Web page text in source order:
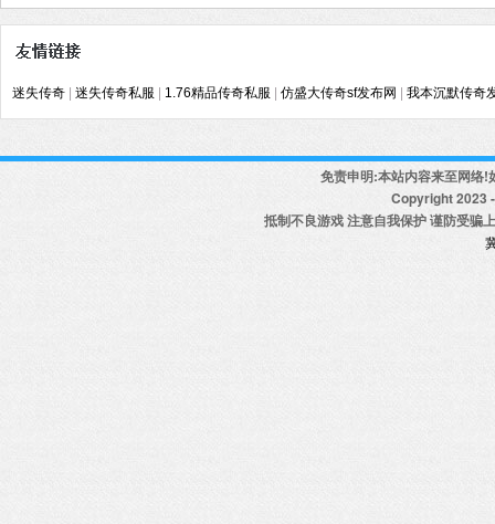
迷失传奇 迷失传奇私服 1.76精品传奇私服 仿盛大传奇sf发布网 我本沉默传奇
免责申明:本站内容来至网络!
Copyright 2023 -
抵制不良游戏 注意自我保护 谨防受骗